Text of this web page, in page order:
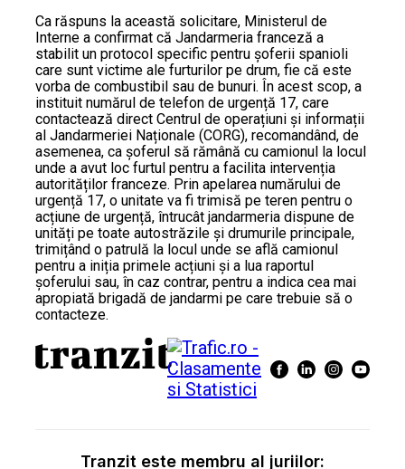
Ca răspuns la această solicitare, Ministerul de
Interne a confirmat că Jandarmeria franceză a
stabilit un protocol specific pentru șoferii spanioli
care sunt victime ale furturilor pe drum, fie că este
vorba de combustibil sau de bunuri. În acest scop, a
instituit numărul de telefon de urgență 17, care
contactează direct Centrul de operațiuni și informații
al Jandarmeriei Naționale (CORG), recomandând, de
asemenea, ca șoferul să rămână cu camionul la locul
unde a avut loc furtul pentru a facilita intervenția
autorităților franceze. Prin apelarea numărului de
urgență 17, o unitate va fi trimisă pe teren pentru o
acțiune de urgență, întrucât jandarmeria dispune de
unități pe toate autostrăzile și drumurile principale,
trimițând o patrulă la locul unde se află camionul
pentru a iniția primele acțiuni și a lua raportul
șoferului sau, în caz contrar, pentru a indica cea mai
apropiată brigadă de jandarmi pe care trebuie să o
contacteze.
Tranzit este membru al juriilor: